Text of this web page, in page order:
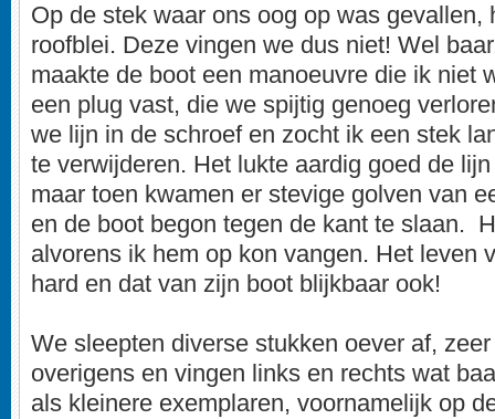
Op de stek waar ons oog op was gevallen,
roofblei. Deze vingen we dus niet! Wel
maakte de boot een manoeuvre die ik niet
een plug vast, die we spijtig genoeg
we lijn in de schroef en zocht ik een stek
te verwijderen. Het lukte aardig goed de
maar toen kwamen er stevige golven van
en de boot begon tegen de kant te slaan.
alvorens ik hem op kon vangen. Het leven
hard en dat van zijn boot blijkbaar ook!
We sleepten diverse stukken oever af,
overigens en vingen links en rechts wat
als kleinere exemplaren, voornamelijk op